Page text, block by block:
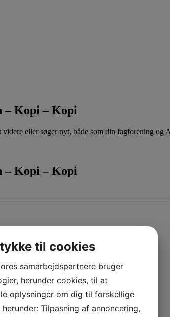
– Kopi – Kopi
eller søger nyt, både som din fagforening og
– Kopi – Kopi
specialiserede kurser.
til cookies
samarbejdspartnere bruger
herunder cookies, til at
oplysninger om dig til forskellige
Tilpasning af annoncering,